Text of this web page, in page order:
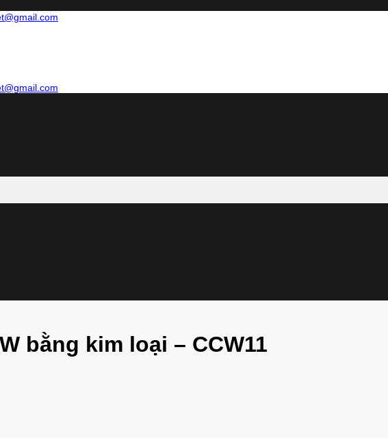
bằng kim loại – CCW11